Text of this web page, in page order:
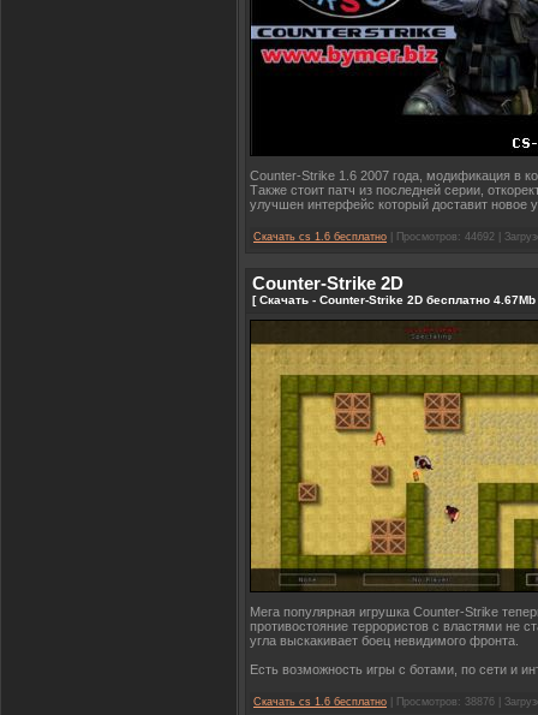
Counter-Strike 1.6 2007 года, модификация в
Также стоит патч из последней серии,
улучшен интерфейс который доставит новое
Скачать cs 1.6 бесплатно | Просмотров: 44692 |
Counter-Strike 2D
[ Скачать - Counter-Strike 2D бесплатно 4.67Mb
Мега популярная игрушка Counter-Strike
противостояние террористов с властями не
угла выскакивает боец невидимого фронта.
Есть возможность игры с ботами, по сети и
Скачать cs 1.6 бесплатно | Просмотров: 38876 |